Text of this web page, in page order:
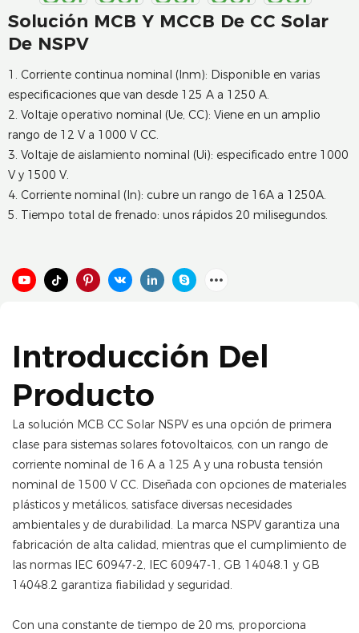
Solución MCB Y MCCB De CC Solar
De NSPV
1. Corriente continua nominal (Inm): Disponible en varias
especificaciones que van desde 125 A a 1250 A.
2. Voltaje operativo nominal (Ue, CC): Viene en un amplio
rango de 12 V a 1000 V CC.
3. Voltaje de aislamiento nominal (Ui): especificado entre 1000
V y 1500 V.
4. Corriente nominal (In): cubre un rango de 16A a 1250A.
5. Tiempo total de frenado: unos rápidos 20 milisegundos.
Introducción Del
Producto
La solución MCB CC Solar NSPV es una opción de primera
clase para sistemas solares fotovoltaicos, con un rango de
corriente nominal de 16 A a 125 A y una robusta tensión
nominal de 1500 V CC. Diseñada con opciones de materiales
plásticos y metálicos, satisface diversas necesidades
ambientales y de durabilidad. La marca NSPV garantiza una
fabricación de alta calidad, mientras que el cumplimiento de
las normas IEC 60947-2, IEC 60947-1, GB 14048.1 y GB
14048.2 garantiza fiabilidad y seguridad.
Con una constante de tiempo de 20 ms, proporciona